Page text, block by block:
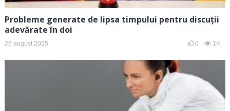
Probleme generate de lipsa timpului pentru discuții
adevărate în doi
26 august 2025 0 1K